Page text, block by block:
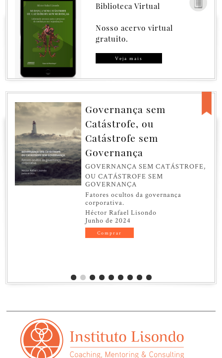
Biblioteca Virtual
Nosso acervo virtual
gratuito.
Veja mais
Governança sem
Catástrofe, ou
Catástrofe sem
Governança
GOVERNANÇA SEM CATÁSTROFE,
OU CATÁSTROFE SEM
GOVERNANÇA
Fatores ocultos da governança
corporativa.
Héctor Rafael Lisondo
Junho de 2024
Comprar